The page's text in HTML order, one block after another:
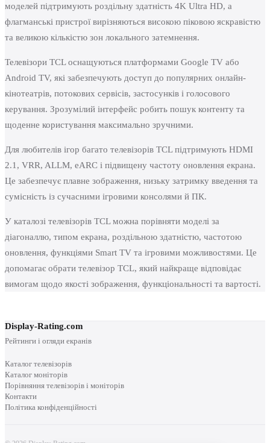
моделей підтримують роздільну здатність 4K Ultra HD, а
флагманські пристрої вирізняються високою піковою яскравістю
та великою кількістю зон локального затемнення.
Телевізори TCL оснащуються платформами Google TV або
Android TV, які забезпечують доступ до популярних онлайн-
кінотеатрів, потокових сервісів, застосунків і голосового
керування. Зрозумілий інтерфейс робить пошук контенту та
щоденне користування максимально зручними.
Для любителів ігор багато телевізорів TCL підтримують HDMI
2.1, VRR, ALLM, eARC і підвищену частоту оновлення екрана.
Це забезпечує плавне зображення, низьку затримку введення та
сумісність із сучасними ігровими консолями й ПК.
У каталозі телевізорів TCL можна порівняти моделі за
діагоналлю, типом екрана, роздільною здатністю, частотою
оновлення, функціями Smart TV та ігровими можливостями. Це
допомагає обрати телевізор TCL, який найкраще відповідає
вимогам щодо якості зображення, функціональності та вартості.
Display-Rating.com
Рейтинги і огляди екранів
Каталог телевізорів
Каталог моніторів
Порівняння телевізорів і моніторів
Контакти
Політика конфіденційності